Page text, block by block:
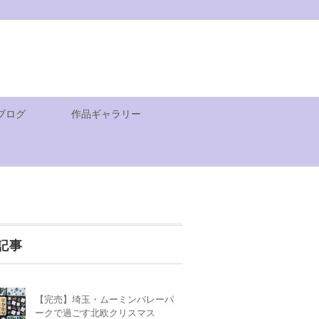
ログ 作品ギャラリー
事
【完売】埼玉・ムーミンバレーパ
ークで過ごす北欧クリスマス